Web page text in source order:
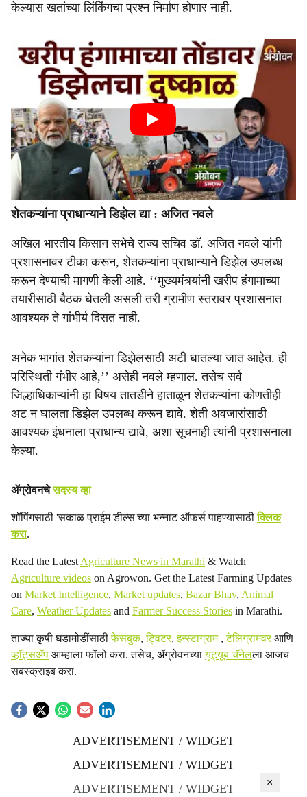
केल्यास खतांच्या लिंकिंगचा प्रश्न निर्माण होणार नाही.
शेतकऱ्यांना प्राधान्याने डिझेल द्या : अजित नवले
अखिल भारतीय किसान सभेचे राज्य सचिव डॉ. अजित नवले यांनी
प्रशासनावर टीका करून, शेतकऱ्यांना प्राधान्याने डिझेल उपलब्ध
करून देण्याची मागणी केली आहे. ‘‘मुख्यमंत्र्यांनी खरीप हंगामाच्या
तयारीसाठी बैठक घेतली असली तरी ग्रामीण स्तरावर प्रशासनात
आवश्यक ते गांभीर्य दिसत नाही.
अनेक भागांत शेतकऱ्यांना डिझेलसाठी अटी घातल्या जात आहेत. ही
परिस्थिती गंभीर आहे,’’ असेही नवले म्हणाल. तसेच सर्व
जिल्हाधिकाऱ्यांनी हा विषय तातडीने हाताळून शेतकऱ्यांना कोणतीही
अट न घालता डिझेल उपलब्ध करून द्यावे. शेती अवजारांसाठी
आवश्यक इंधनाला प्राधान्य द्यावे, अशा सूचनाही त्यांनी प्रशासनाला
केल्या.
ॲग्रोवनचेसदस्य व्हा
शॉपिंगसाठी 'सकाळ प्राईम डील्स'च्या भन्नाट ऑफर्स पाहण्यासाठीक्लिक
करा.
Read the Latest Agriculture News in Marathi & Watch
Agriculture videos on Agrowon. Get the Latest Farming Updates
on Market Intelligence, Market updates, Bazar Bhav, Animal
Care, Weather Updates and Farmer Success Stories in Marathi.
ताज्या कृषी घडामोडींसाठीफेसबुक,ट्विटर,इन्स्टाग्राम ,टेलिग्रामवरआणि
व्हॉट्सॲप आम्हाला फॉलो करा. तसेच, ॲग्रोवनच्यायूट्यूब चॅनेलला आजच
सबस्क्राइब करा.
ADVERTISEMENT / WIDGET
ADVERTISEMENT / WIDGET
ADVERTISEMENT / WIDGET
×